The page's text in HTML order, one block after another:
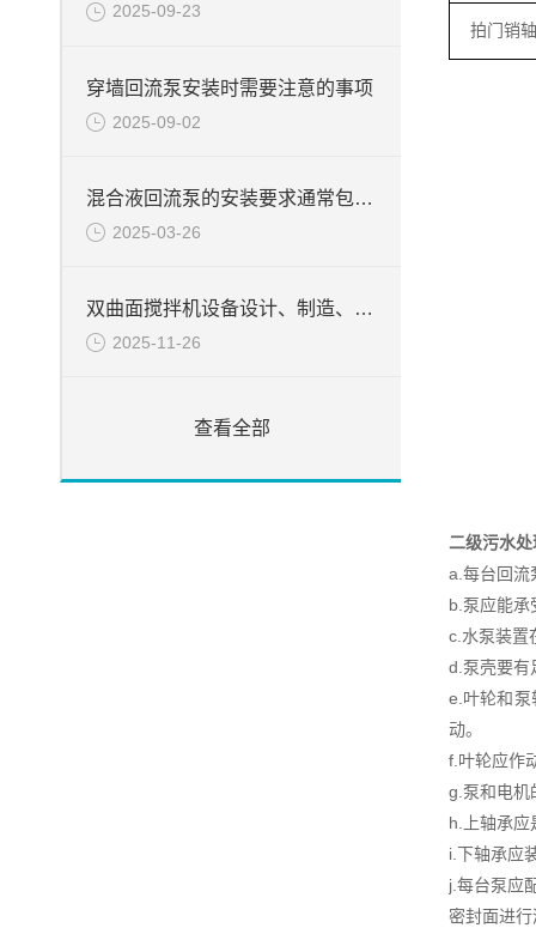
2025-09-23
穿墙回流泵安装时需要注意的事项
2025-09-02
混合液回流泵的安装要求通常包括以下几个方面
2025-03-26
双曲面搅拌机设备设计、制造、检验所遵循的目录
2025-11-26
查看全部
拍门销轴
二级污水
a.每台回流
b.泵应能承
c.水泵装置
d.泵壳要有
e.叶轮和泵
动。
f.叶轮应作
g.泵和电机
h.上轴承应
i.下轴承应
j.每台泵应
密封面进